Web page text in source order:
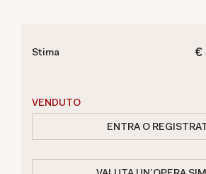
€
Stima
VENDUTO
ENTRA O